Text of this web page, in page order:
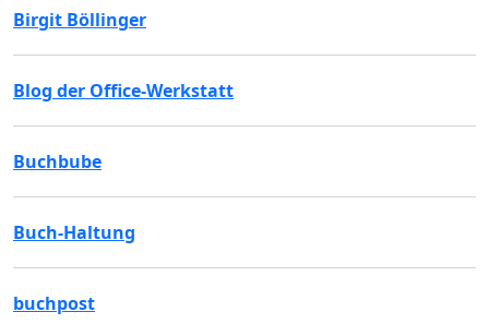
Birgit Böllinger
Blog der Office-Werkstatt
Buchbube
Buch-Haltung
buchpost